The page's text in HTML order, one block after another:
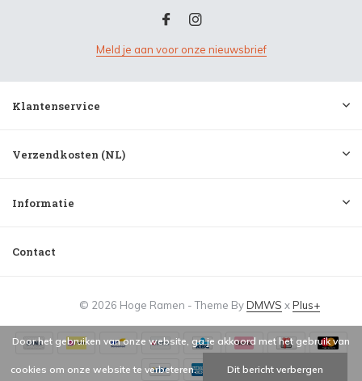
Meld je aan voor onze nieuwsbrief
Klantenservice
Verzendkosten (NL)
Informatie
Contact
© 2026 Hoge Ramen - Theme ByDMWS xPlus+
Door het gebruiken van onze website, ga je akkoord met het gebruik van
cookies om onze website te verbeteren. Dit bericht verbergen